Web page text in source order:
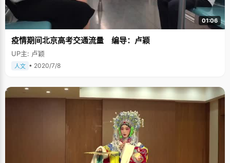
01:06
疫情期间北京高考交通流量 编导：卢颖
UP主: 卢颖
人文 • 2020/7/8